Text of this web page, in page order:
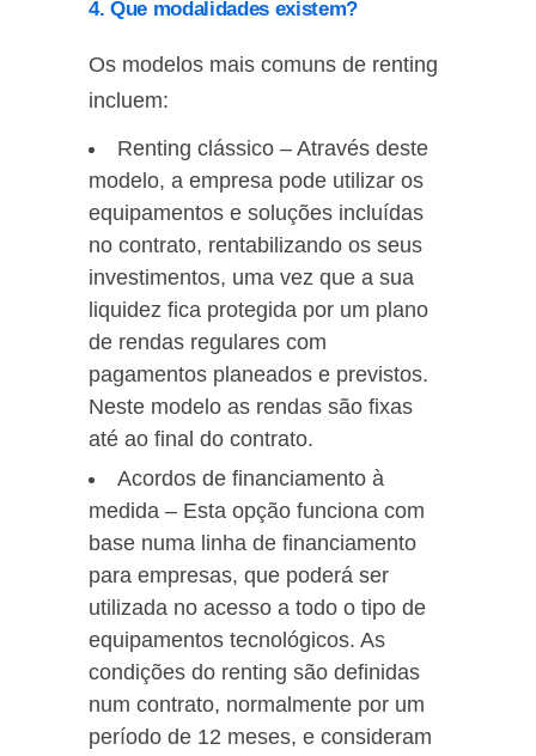
4. Que modalidades existem?
Os modelos mais comuns de renting
incluem:
Renting clássico – Através deste
modelo, a empresa pode utilizar os
equipamentos e soluções incluídas
no contrato, rentabilizando os seus
investimentos, uma vez que a sua
liquidez fica protegida por um plano
de rendas regulares com
pagamentos planeados e previstos.
Neste modelo as rendas são fixas
até ao final do contrato.
Acordos de financiamento à
medida – Esta opção funciona com
base numa linha de financiamento
para empresas, que poderá ser
utilizada no acesso a todo o tipo de
equipamentos tecnológicos. As
condições do renting são definidas
num contrato, normalmente por um
período de 12 meses, e consideram